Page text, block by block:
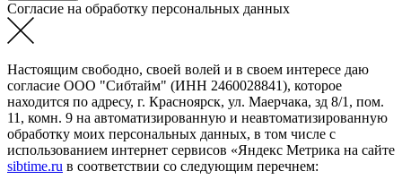
Согласие на обработку персональных данных
Настоящим свободно, своей волей и в своем интересе даю
согласие ООО "Сибтайм" (ИНН 2460028841), которое
находится по адресу, г. Красноярск, ул. Маерчака, зд 8/1, пом.
11, комн. 9 на автоматизированную и неавтоматизированную
обработку моих персональных данных, в том числе с
использованием интернет сервисов «Яндекс Метрика на сайте
sibtime.ru в соответствии со следующим перечнем: